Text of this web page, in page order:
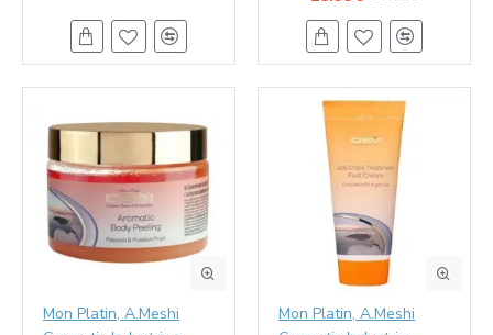
Mon Platin, A.Meshi
Mon Platin, A.Meshi